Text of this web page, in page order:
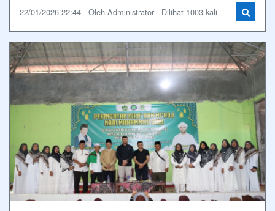
22/01/2026 22:44 - Oleh Administrator - Dilihat 1003 kali